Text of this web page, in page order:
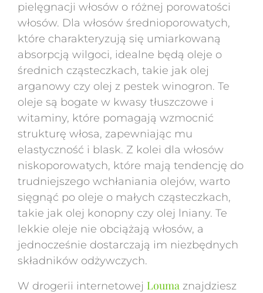
pielęgnacji włosów o różnej porowatości
włosów. Dla włosów średnioporowatych,
które charakteryzują się umiarkowaną
absorpcją wilgoci, idealne będą oleje o
średnich cząsteczkach, takie jak olej
arganowy czy olej z pestek winogron. Te
oleje są bogate w kwasy tłuszczowe i
witaminy, które pomagają wzmocnić
strukturę włosa, zapewniając mu
elastyczność i blask. Z kolei dla włosów
niskoporowatych, które mają tendencję do
trudniejszego wchłaniania olejów, warto
sięgnąć po oleje o małych cząsteczkach,
takie jak olej konopny czy olej lniany. Te
lekkie oleje nie obciążają włosów, a
jednocześnie dostarczają im niezbędnych
składników odżywczych.
W drogerii internetowej Louma znajdziesz